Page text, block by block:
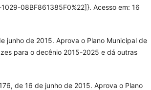
08BF861385F0%22]}. Acesso em: 16
junho de 2015. Aprova o Plano Municipal de
para o decênio 2015-2025 e dá outras
176, de 16 de junho de 2015. Aprova o Plano